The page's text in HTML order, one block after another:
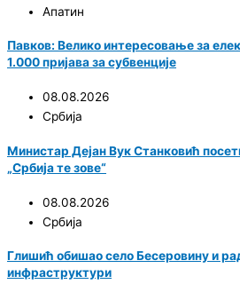
Апатин
Павков: Велико интересовање за
1.000 пријава за субвенције
08.08.2026
Србија
Министар Дејан Вук Станковић
„Србија те зове“
08.08.2026
Србија
Глишић обишао село Бесеровину и
инфраструктури